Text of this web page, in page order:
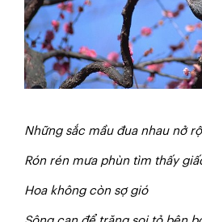
Những sắc mầu đua nhau nở rộ
Rón rén mưa phùn tìm thấy
Hoa không còn sợ gió